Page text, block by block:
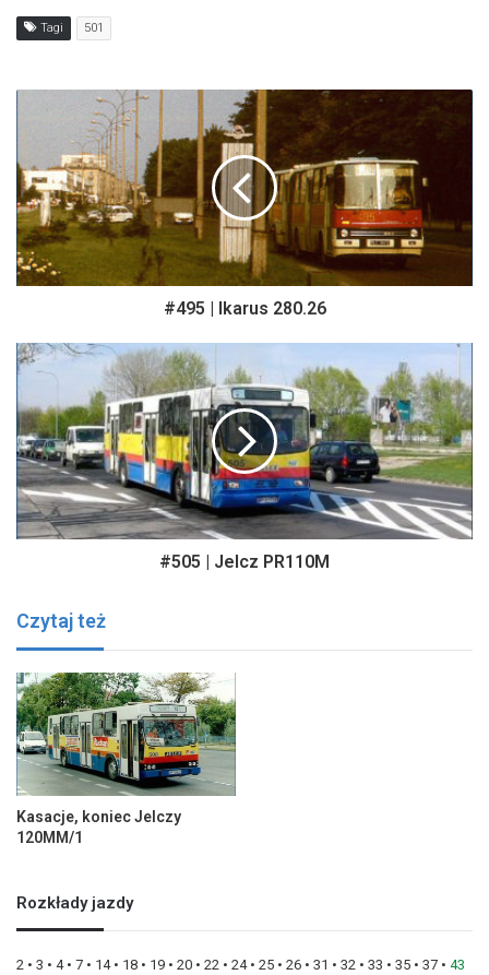
Tagi 501
#495 | Ikarus 280.26
#505 | Jelcz PR110M
Czytaj też
Kasacje, koniec Jelczy
120MM/1
Rozkłady jazdy
2 • 3 • 4• 7 • 14• 18 • 19 • 20 • 22 • 24• 25 • 26 • 31 • 32 • 33 • 35 • 37 • 43